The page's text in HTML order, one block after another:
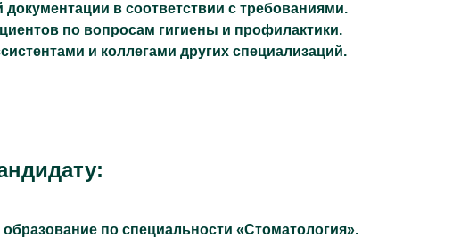
в соответствии с требованиями.
по вопросам гигиены и профилактики.
и коллегами других специализаций.
по специальности «Стоматология».